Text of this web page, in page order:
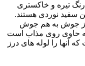
رنگ تیره و خاکستری
سفید نوردی هستند.
جوش به هم جوش
حاوی روی مذاب است
آنها را لوله های درز